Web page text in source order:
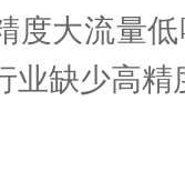
度大流量
业缺少高